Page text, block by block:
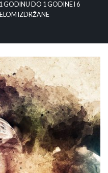
GODINU DO 1 GODINE I 6
IZDRŽANE